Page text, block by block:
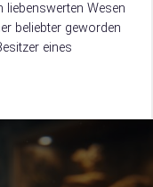
liebenswerten Wesen
beliebter geworden
eines